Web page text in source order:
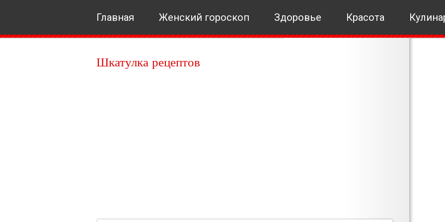
Главная Женский гороскоп Здоровье Красота
Шкатулка рецептов